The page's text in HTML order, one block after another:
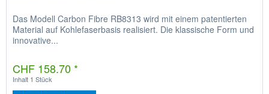
Das Modell Carbon Fibre RB8313 wird mit einem patentierten
Material auf Kohlefaserbasis realisiert. Die klassische Form und
innovative...
CHF 158.70 *
Inhalt 1 Stück